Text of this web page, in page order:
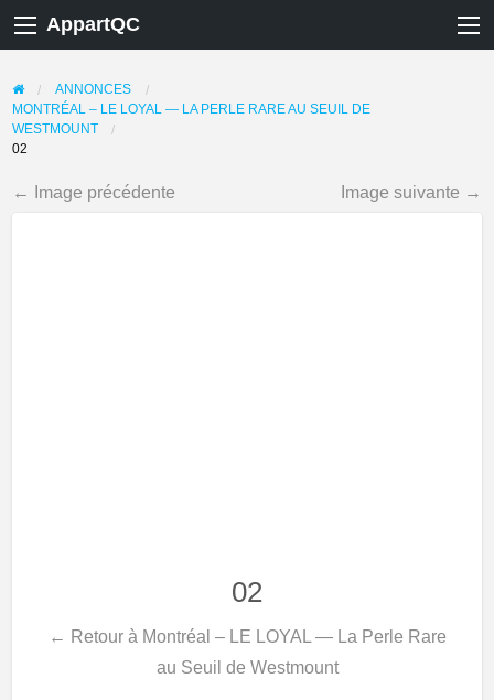
AppartQC
ANNONCES
MONTRÉAL – LE LOYAL — LA PERLE RARE AU SEUIL DE
WESTMOUNT
02
← Image précédente Image suivante →
02
← Retour à Montréal – LE LOYAL — La Perle Rare
au Seuil de Westmount